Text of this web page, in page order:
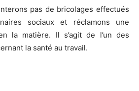
pas de bricolages effectués
sociaux et réclamons une
la matière. Il s’agit de l’un des
la santé au travail.